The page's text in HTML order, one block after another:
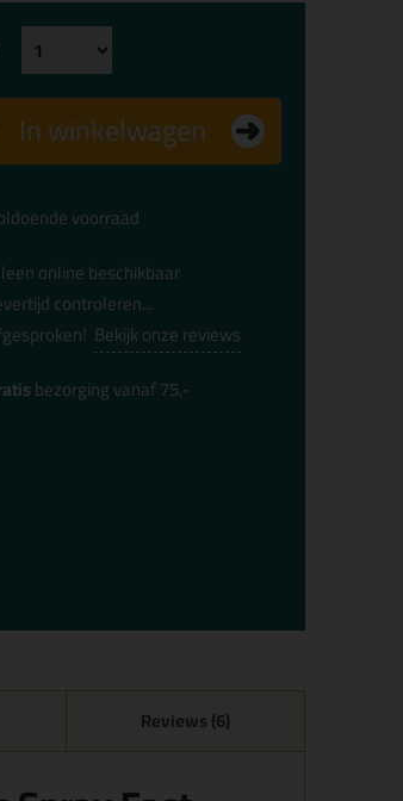
In winkelwagen
voorraad
online beschikbaar
controleren...
Bekijk onze reviews
bezorging vanaf 75,-
Reviews (6)